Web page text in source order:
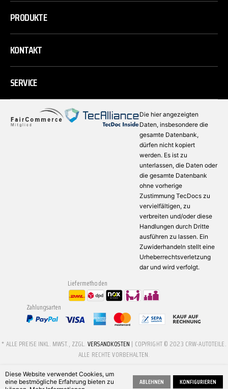
PRODUKTE
KONTAKT
SERVICE
Die hier angezeigten
Daten, insbesondere die
gesamte Datenbank,
dürfen nicht kopiert
werden. Es ist zu
unterlassen, die Daten oder
die gesamte Datenbank
ohne vorherige
Zustimmung TecDocs zu
vervielfältigen, zu
verbreiten und/oder diese
Handlungen durch Dritte
ausführen zu lassen. Ein
Zuwiderhandeln stellt eine
Urheberrechtsverletzung
dar und wird verfolgt.
Liefermethoden
Zahlungsarten
* ALLE PREISE INKL. MWST., ZZGL. VERSANDKOSTEN | COPYRIGHT © 2023 CRW-AUTOTEILE.
ALLE RECHTE VORBEHALTEN.
Diese Website verwendet Cookies, um
eine bestmögliche Erfahrung bieten zu
ABLEHNEN KONFIGURIEREN